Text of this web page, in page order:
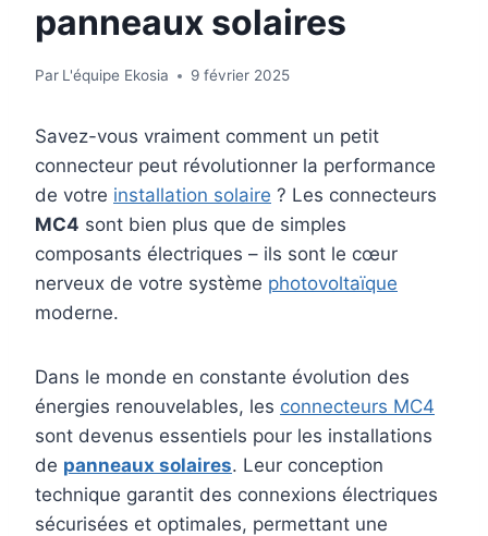
panneaux solaires
Par L'équipe Ekosia 9 février 2025
Savez-vous vraiment comment un petit
connecteur peut révolutionner la performance
de votre installation solaire ? Les connecteurs
MC4 sont bien plus que de simples
composants électriques – ils sont le cœur
nerveux de votre système photovoltaïque
moderne.
Dans le monde en constante évolution des
énergies renouvelables, les connecteurs MC4
sont devenus essentiels pour les installations
de panneaux solaires. Leur conception
technique garantit des connexions électriques
sécurisées et optimales, permettant une